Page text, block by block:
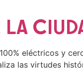
eléctricos y
las virtudes